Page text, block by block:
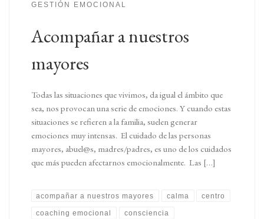
GESTIÓN EMOCIONAL
Acompañar a nuestros
mayores
Todas las situaciones que vivimos, da igual el ámbito que
sea, nos provocan una serie de emociones. Y cuando estas
situaciones se refieren a la familia, suelen generar
emociones muy intensas. El cuidado de las personas
mayores, abuel@s, madres/padres, es uno de los cuidados
que más pueden afectarnos emocionalmente. Las […]
acompañar a nuestros mayores calma centro
coaching emocional consciencia